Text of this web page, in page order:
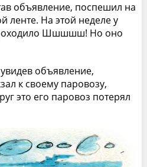
объявление, поспешил на
ленте. На этой неделе у
Шшшшш! Но оно
объявление,
к своему паровозу,
это его паровоз потерял